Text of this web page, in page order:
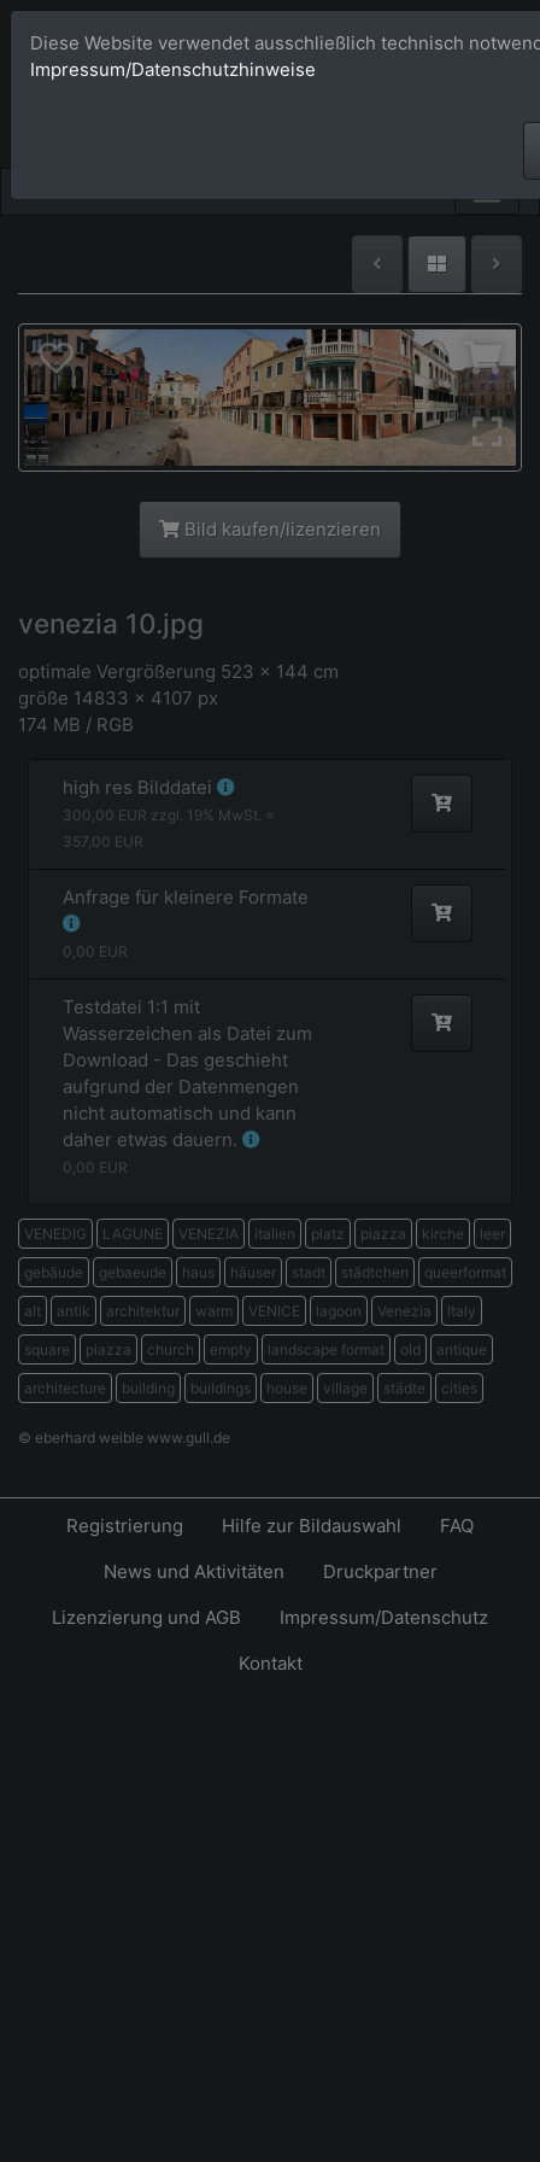
Bildagentur
Bild kaufen/lizenzieren
venezia 10.jpg
optimale Vergrößerung 523 x 144 cm
größe 14833 x 4107 px
174 MB / RGB
high res Bilddatei
300,00 EUR zzgl. 19% MwSt. =
357,00 EUR
Anfrage für kleinere Formate
0,00 EUR
Testdatei 1:1 mit
Wasserzeichen als Datei zum
Download - Das geschieht
aufgrund der Datenmengen
nicht automatisch und kann
daher etwas dauern.
0,00 EUR
VENEDIG LAGUNE VENEZIA italien platz piazza kirche leer
gebäude gebaeude haus häuser stadt städtchen queerformat
alt antik architektur warm VENICE lagoon Venezia Italy
square piazza church empty landscape format old antique
architecture building buildings house village städte cities
© eberhard weible www.gull.de
Diese Website verwendet ausschließlich technisch
Impressum/Datenschutzhinweise
Registrierung Hilfe zur Bildauswahl
FAQ
News und Aktivitäten
Druckpartner
Lizenzierung und AGB
Impressum/Datenschutz
Kontakt